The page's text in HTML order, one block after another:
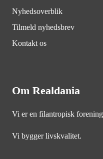
Nyhedsoverblik
Tilmeld nyhedsbrev
Kontakt os
Om Realdania
Vi er en filantropisk
Vi bygger livskvalitet.